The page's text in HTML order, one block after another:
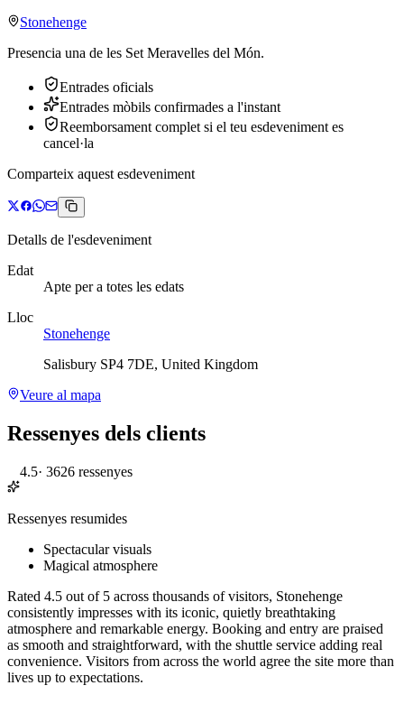
Stonehenge
Presencia una de les Set Meravelles del Món.
Entrades oficials
Entrades mòbils confirmades a l'instant
Reemborsament complet si el teu esdeveniment es
cancel·la
Comparteix aquest esdeveniment
Detalls de l'esdeveniment
Edat
Apte per a totes les edats
Lloc
Stonehenge
Salisbury SP4 7DE, United Kingdom
Veure al mapa
Ressenyes dels clients
4.5· 3626 ressenyes
Ressenyes resumides
Spectacular visuals
Magical atmosphere
Rated 4.5 out of 5 across thousands of visitors, Stonehenge
consistently impresses with its iconic, quietly breathtaking
atmosphere and remarkable energy. Booking and entry are praised
as smooth and straightforward, with the shuttle service adding real
convenience. Visitors from across the world agree the site more than
lives up to expectations.